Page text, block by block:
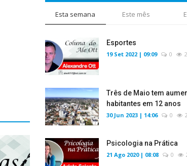
Esta semana Este mês
Esportes
19 Set 2022 | 09:09 0
Três de Maio tem
habitantes em 12 anos
30 Jun 2023 | 14:06 0
Psicologia na Prática
21 Ago 2020 | 08:08 0